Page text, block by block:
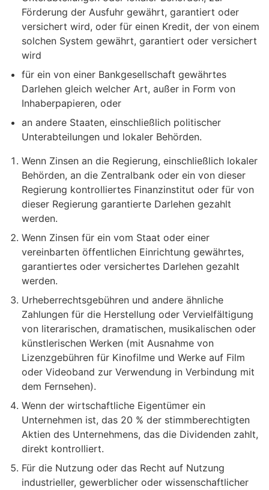
Förderung der Ausfuhr gewährt, garantiert oder
versichert wird, oder für einen Kredit, der von einem
solchen System gewährt, garantiert oder versichert
wird
für ein von einer Bankgesellschaft gewährtes
Darlehen gleich welcher Art, außer in Form von
Inhaberpapieren, oder
an andere Staaten, einschließlich politischer
Unterabteilungen und lokaler Behörden.
Wenn Zinsen an die Regierung, einschließlich lokaler
Behörden, an die Zentralbank oder ein von dieser
Regierung kontrolliertes Finanzinstitut oder für von
dieser Regierung garantierte Darlehen gezahlt
werden.
Wenn Zinsen für ein vom Staat oder einer
vereinbarten öffentlichen Einrichtung gewährtes,
garantiertes oder versichertes Darlehen gezahlt
werden.
Urheberrechtsgebühren und andere ähnliche
Zahlungen für die Herstellung oder Vervielfältigung
von literarischen, dramatischen, musikalischen oder
künstlerischen Werken (mit Ausnahme von
Lizenzgebühren für Kinofilme und Werke auf Film
oder Videoband zur Verwendung in Verbindung mit
dem Fernsehen).
Wenn der wirtschaftliche Eigentümer ein
Unternehmen ist, das 20 % der stimmberechtigten
Aktien des Unternehmens, das die Dividenden zahlt,
direkt kontrolliert.
Für die Nutzung oder das Recht auf Nutzung
industrieller, gewerblicher oder wissenschaftlicher